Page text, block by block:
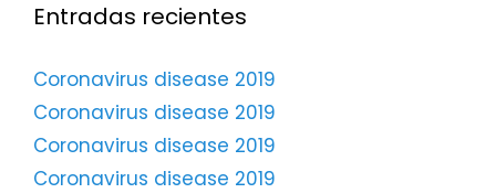
Entradas recientes
Coronavirus disease 2019
Coronavirus disease 2019
Coronavirus disease 2019
Coronavirus disease 2019